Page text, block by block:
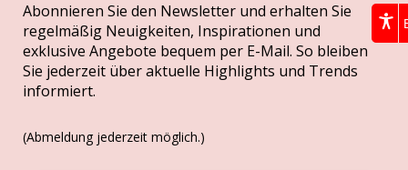
Abonnieren Sie den Newsletter und erhalten Sie
regelmäßig Neuigkeiten, Inspirationen und
exklusive Angebote bequem per E-Mail. So bleiben
Sie jederzeit über aktuelle Highlights und Trends
informiert.
(Abmeldung jederzeit möglich.)